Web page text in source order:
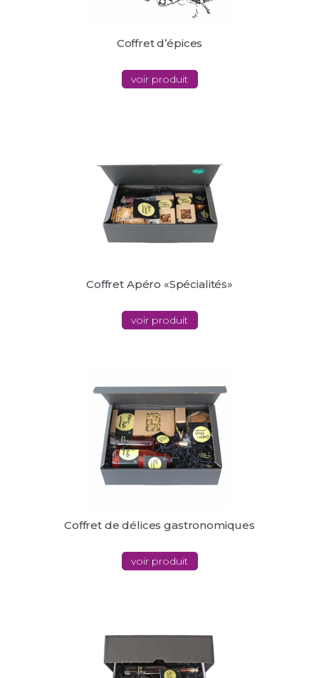
Coffret d’épices
voir produit
Coffret Apéro «Spécialités»
voir produit
Coffret de délices gastronomiques
voir produit